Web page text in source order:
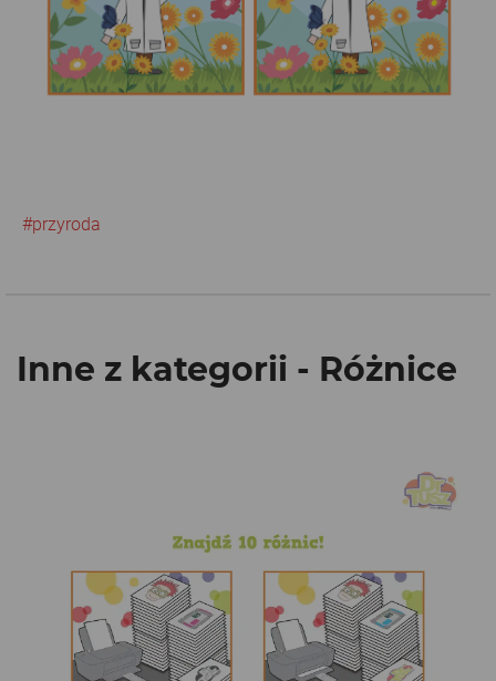
#przyroda
Inne z kategorii - Różnice